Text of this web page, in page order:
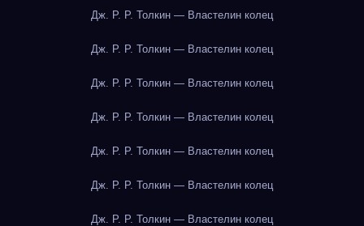
Дж. Р. Р. Толкин — Властелин колец
Дж. Р. Р. Толкин — Властелин колец
Дж. Р. Р. Толкин — Властелин колец
Дж. Р. Р. Толкин — Властелин колец
Дж. Р. Р. Толкин — Властелин колец
Дж. Р. Р. Толкин — Властелин колец
Дж. Р. Р. Толкин — Властелин колец